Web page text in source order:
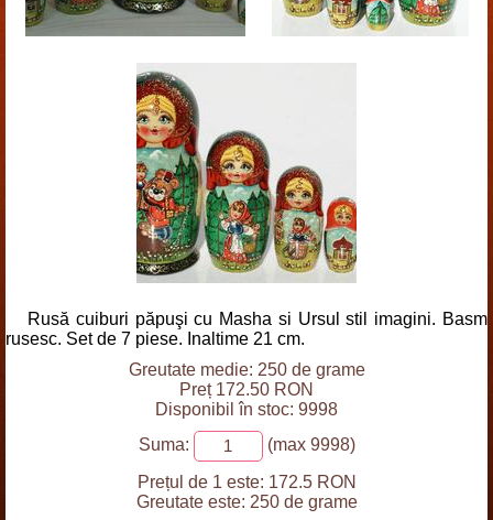
Rusă cuiburi păpuşi cu Masha si Ursul stil imagini. Basm
rusesc. Set de 7 piese. Inaltime 21 cm.
Greutate medie: 250 de grame
Preț 172.50 RON
Disponibil în stoc: 9998
Suma:
(max 9998)
Prețul de 1 este: 172.5 RON
Greutate este: 250 de grame